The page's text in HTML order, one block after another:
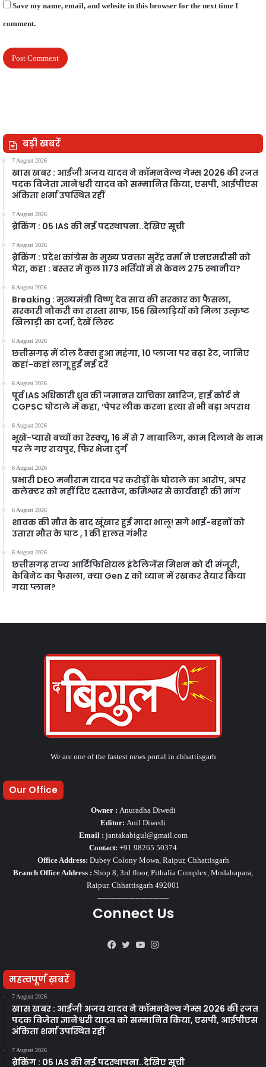
Save my name, email, and website in this browser for the next time I
comment.
बड़ी खबरें
7 August 2026
खास खबर : आईजी अजय यादव ने कॉमनवेल्थ गेम्स 2026 की रजत
पदक विजेता ज्ञानेश्वरी यादव को सम्मानित किया, एसपी, आईपीएस
अंकिता शर्मा उपस्थित रहीं
7 August 2026
ब्रेकिंग : 05 IAS की नई पदस्थापना..देखिए सूची
7 August 2026
ब्रेकिंग : प्रदेश कांग्रेस के मुख्य प्रवक्ता सुरेंद्र वर्मा ने एनएमडीसी को
घेरा, कहा : बस्तर में कुल 1173 भर्तियों में से केवल 275 स्थानीय?
6 August 2026
Breaking : मुख्यमंत्री विष्णु देव साय की सरकार का फैसला,
सरकारी नौकरी का रास्ता साफ, 156 खिलाड़ियों को मिला उत्कृष्ट
खिलाड़ी का दर्जा, देखें लिस्‍ट
6 August 2026
छत्तीसगढ़ में टोल टैक्स हुआ महंगा, 10 प्लाजा पर बढ़ा रेट, जानिए
कहां-कहां लागू हुईं नई दरें
6 August 2026
पूर्व IAS अधिकारी ध्रुव की जमानत याचिका खारिज, हाई कोर्ट ने
CGPSC घोटाले में कहा, ‘पेपर लीक करना हत्या से भी बड़ा अपराध
6 August 2026
भूखे-प्यासे बच्चों का रेस्क्यू, 16 में से 7 नाबालिग, काम दिलाने के नाम
पर ले गए रायपुर, फिर भेजा दुर्ग
6 August 2026
प्रभारी DEO मनीराम यादव पर करोड़ों के घोटाले का आरोप, अपर
कलेक्टर को नहीं दिए दस्तावेज, कमिश्नर से कार्यवाही की मांग
6 August 2026
शावक की मौत के बाद खूंखार हुई मादा भालू! सगे भाई-बहनों को
उतारा मौत के घाट , 1 की हालत गंभीर
6 August 2026
छत्तीसगढ़ राज्य आर्टिफिशियल इंटेलिजेंस मिशन को दी मंजूरी,
केबिनेट का फैसला, क्या Gen Z को ध्यान में रखकर तैयार किया
गया प्लान?
We are one of the fastest news portal in chhattisgarh
Our Office
Owner : Anuradha Diwedi
Editor: Anil Diwedi
Email : jantakabigul@gmail.com
Contact: +91 98265 50374
Office Address: Dubey Colony Mowa, Raipur, Chhattisgarh
Branch Office Address : Shop 8, 3rd floor, Pithalia Complex, Modahapara,
Raipur. Chhattisgarh 492001
------------------------------
Connect Us
Facebook
TwitterYouTube
महत्वपूर्ण ख़बरें
7 August 2026
खास खबर : आईजी अजय यादव ने कॉमनवेल्थ गेम्स 2026 की रजत
पदक विजेता ज्ञानेश्वरी यादव को सम्मानित किया, एसपी, आईपीएस
अंकिता शर्मा उपस्थित रहीं
7 August 2026
ब्रेकिंग : 05 IAS की नई पदस्थापना..देखिए सूची